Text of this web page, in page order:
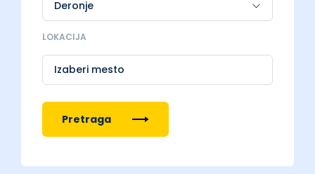
LOKACIJA
Izaberi mesto
Pretraga